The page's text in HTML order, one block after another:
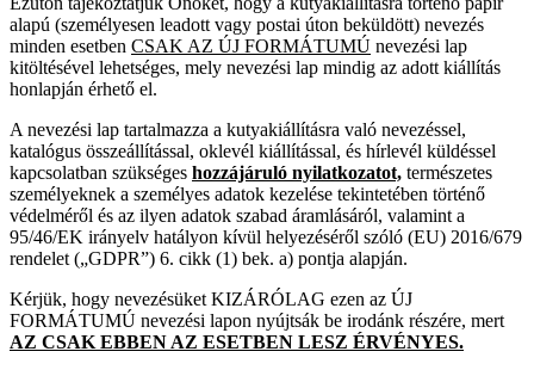
alapú (személyesen leadott vagy postai úton beküldött) nevezés
minden esetben CSAK AZ ÚJ FORMÁTUMÚ nevezési lap
kitöltésével lehetséges, mely nevezési lap mindig az adott kiállítás
honlapján érhető el.
A nevezési lap tartalmazza a kutyakiállításra való nevezéssel,
katalógus összeállítással, oklevél kiállítással, és hírlevél küldéssel
kapcsolatban szükséges hozzájáruló nyilatkozatot, természetes
személyeknek a személyes adatok kezelése tekintetében történő
védelméről és az ilyen adatok szabad áramlásáról, valamint a
95/46/EK irányelv hatályon kívül helyezéséről szóló (EU) 2016/679
rendelet („GDPR”) 6. cikk (1) bek. a) pontja alapján.
Kérjük, hogy nevezésüket KIZÁRÓLAG ezen az ÚJ
FORMÁTUMÚ nevezési lapon nyújtsák be irodánk részére, mert
AZ CSAK EBBEN AZ ESETBEN LESZ ÉRVÉNYES.